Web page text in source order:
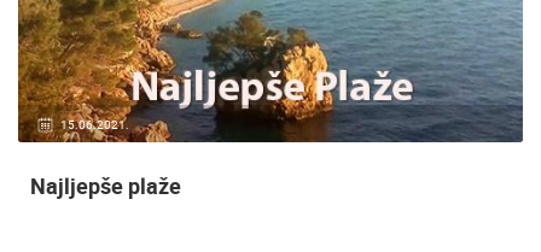
15.06.2021.
Najljepše plaže